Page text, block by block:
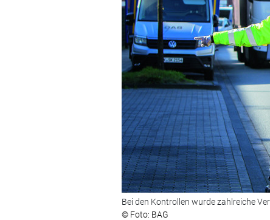
Bei den Kontrollen wurde zahlreiche
© Foto: BAG